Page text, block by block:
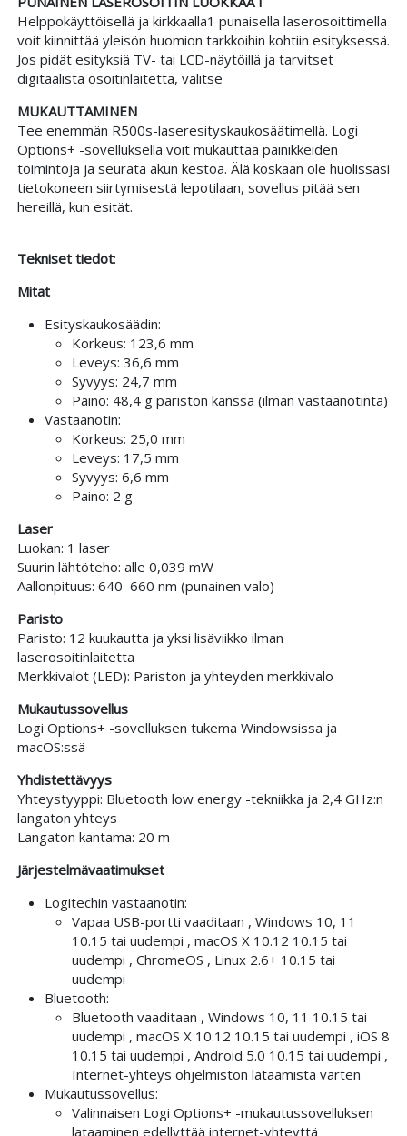
Helppokäyttöisellä ja kirkkaalla1 punaisella laserosoittimella
voit kiinnittää yleisön huomion tarkkoihin kohtiin esityksessä.
Jos pidät esityksiä TV- tai LCD-näytöillä ja tarvitset
digitaalista osoitinlaitetta, valitse
MUKAUTTAMINEN
Tee enemmän R500s-laseresityskaukosäätimellä. Logi
Options+ -sovelluksella voit mukauttaa painikkeiden
toimintoja ja seurata akun kestoa. Älä koskaan ole huolissasi
tietokoneen siirtymisestä lepotilaan, sovellus pitää sen
hereillä, kun esität.
Tekniset tiedot:
Mitat
Esityskaukosäädin:
Korkeus: 123,6 mm
Leveys: 36,6 mm
Syvyys: 24,7 mm
Paino: 48,4 g pariston kanssa (ilman vastaanotinta)
Vastaanotin:
Korkeus: 25,0 mm
Leveys: 17,5 mm
Syvyys: 6,6 mm
Paino: 2 g
Laser
Luokan: 1 laser
Suurin lähtöteho: alle 0,039 mW
Aallonpituus: 640–660 nm (punainen valo)
Paristo
Paristo: 12 kuukautta ja yksi lisäviikko ilman
laserosoitinlaitetta
Merkkivalot (LED): Pariston ja yhteyden merkkivalo
Mukautussovellus
Logi Options+ -sovelluksen tukema Windowsissa ja
macOS:ssä
Yhdistettävyys
Yhteystyyppi: Bluetooth low energy -tekniikka ja 2,4 GHz:n
langaton yhteys
Langaton kantama: 20 m
Järjestelmävaatimukset
Logitechin vastaanotin:
Vapaa USB-portti vaaditaan , Windows 10, 11
10.15 tai uudempi , macOS X 10.12 10.15 tai
uudempi , ChromeOS , Linux 2.6+ 10.15 tai
uudempi
Bluetooth:
Bluetooth vaaditaan , Windows 10, 11 10.15 tai
uudempi , macOS X 10.12 10.15 tai uudempi , iOS 8
10.15 tai uudempi , Android 5.0 10.15 tai uudempi ,
Internet-yhteys ohjelmiston lataamista varten
Mukautussovellus:
Valinnaisen Logi Options+ -mukautussovelluksen
lataaminen edellyttää internet-yhteyttä